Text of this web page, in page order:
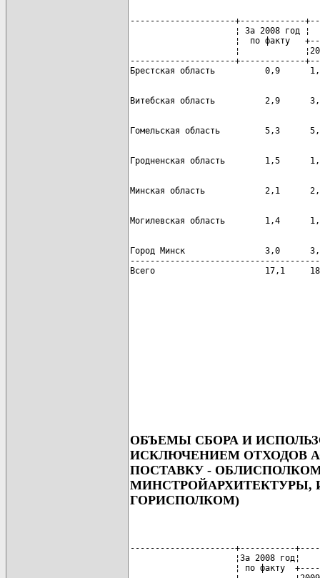
---------------------+-------------
¦ За 2008 год ¦
¦  по факту
¦
---------------------+-------------
Город Минск                3,0
Всего                      17,1     18,2
ОБЪЕМЫ СБОРА И
ИСКЛЮЧЕНИЕМ ОТХОДОВ
ПОСТАВКУ -
ГОРИСПОЛКОМ)
---------------------+-----------
¦За 2008 год¦
¦ по факту